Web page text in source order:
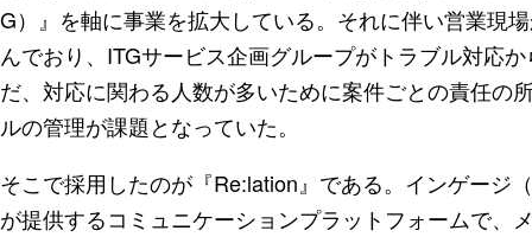
G）』を軸に事業を拡大している。それに伴い営業現
んでおり、ITGサービス企画グループがトラブル対応
だ、対応に関わる人数が多いために案件ごとの責任の
ルの管理が課題となっていた。
そこで採用したのが『Re:lation』である。インゲージ
が提供するコミュニケーションプラットフォームで、